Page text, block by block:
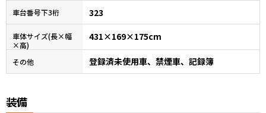
車台番号下3桁 323
車体サイズ(長×幅
×高)
431×169×175cm
その他 登録済未使用車、禁煙車、記録簿
装備